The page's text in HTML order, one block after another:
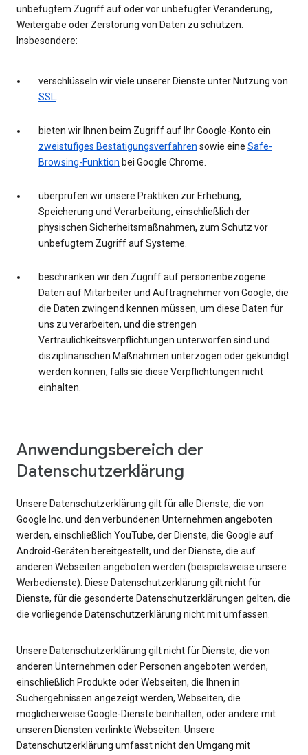
unbefugtem Zugriff auf oder vor unbefugter Veränderung,
Weitergabe oder Zerstörung von Daten zu schützen.
Insbesondere:
verschlüsseln wir viele unserer Dienste unter Nutzung von
SSL.
bieten wir Ihnen beim Zugriff auf Ihr Google-Konto ein
zweistufiges Bestätigungsverfahren sowie eine Safe-
Browsing-Funktion bei Google Chrome.
überprüfen wir unsere Praktiken zur Erhebung,
Speicherung und Verarbeitung, einschließlich der
physischen Sicherheitsmaßnahmen, zum Schutz vor
unbefugtem Zugriff auf Systeme.
beschränken wir den Zugriff auf personenbezogene
Daten auf Mitarbeiter und Auftragnehmer von Google, die
die Daten zwingend kennen müssen, um diese Daten für
uns zu verarbeiten, und die strengen
Vertraulichkeitsverpflichtungen unterworfen sind und
disziplinarischen Maßnahmen unterzogen oder gekündigt
werden können, falls sie diese Verpflichtungen nicht
einhalten.
Anwendungsbereich der
Datenschutzerklärung
Unsere Datenschutzerklärung gilt für alle Dienste, die von
Google Inc. und den verbundenen Unternehmen angeboten
werden, einschließlich YouTube, der Dienste, die Google auf
Android-Geräten bereitgestellt, und der Dienste, die auf
anderen Webseiten angeboten werden (beispielsweise unsere
Werbedienste). Diese Datenschutzerklärung gilt nicht für
Dienste, für die gesonderte Datenschutzerklärungen gelten, die
die vorliegende Datenschutzerklärung nicht mit umfassen.
Unsere Datenschutzerklärung gilt nicht für Dienste, die von
anderen Unternehmen oder Personen angeboten werden,
einschließlich Produkte oder Webseiten, die Ihnen in
Suchergebnissen angezeigt werden, Webseiten, die
möglicherweise Google-Dienste beinhalten, oder andere mit
unseren Diensten verlinkte Webseiten. Unsere
Datenschutzerklärung umfasst nicht den Umgang mit